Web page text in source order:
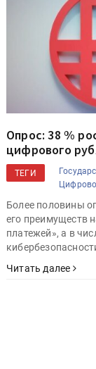
Опрос: 38 %
цифрового
ТЕГИ
Более половины
его преимуществ
платежей», а в
Читать далее